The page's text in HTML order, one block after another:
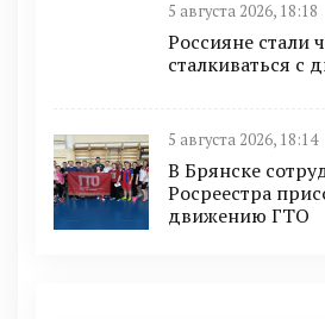
5 августа 2026, 18:18
Россияне стали
сталкиваться с
5 августа 2026, 18:14
В Брянске
Росреестра
движению ГТО